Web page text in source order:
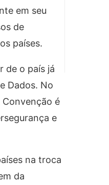
em seu
de
países.
de o país já
Dados. No
Convenção é
e
na troca
da